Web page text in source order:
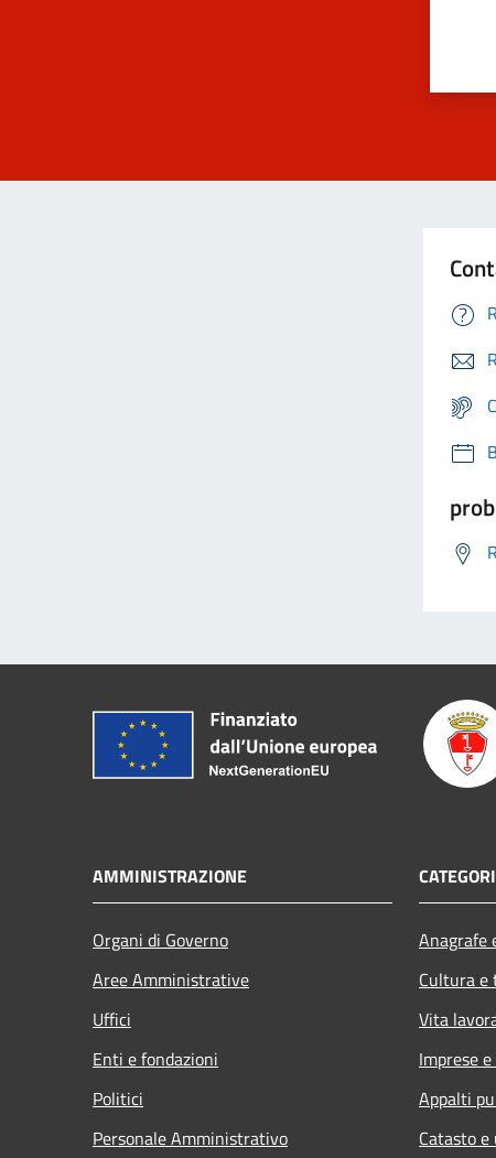
AMMINISTRAZIONE
Organi di Governo
Aree Amministrative
Uffici
Enti e fondazioni
Politici
Personale Amministrativo
Anagrafe
Cultura e
Vita
Imprese
Appalti
Catasto